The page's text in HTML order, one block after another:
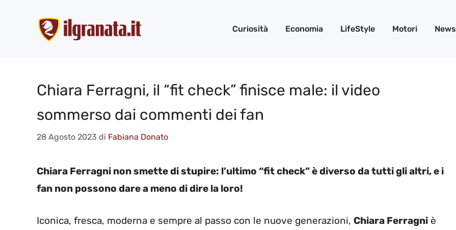
contenuto
Curiosità Economia LifeStyle Motori News
Chiara Ferragni, il “fit check” finisce male: il video
sommerso dai commenti dei fan
28 Agosto 2023 di Fabiana Donato
Chiara Ferragni non smette di stupire: l’ultimo “fit check” è diverso da tutti gli altri, e i
fan non possono dare a meno di dire la loro!
Iconica, fresca, moderna e sempre al passo con le nuove generazioni, Chiara Ferragni è